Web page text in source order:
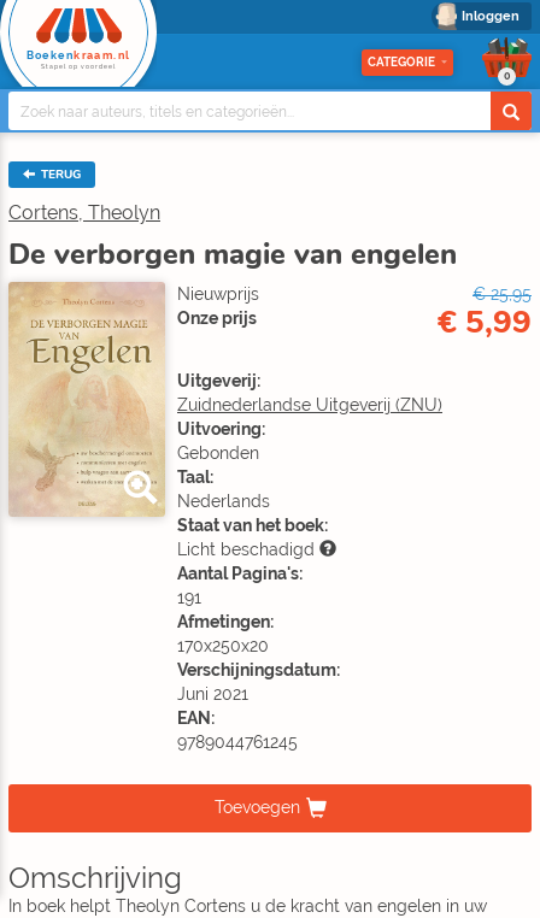
Inloggen
Boeken kraam.nl
Stapel op voordeel CATEGORIE
0
TERUG
Cortens, Theolyn
De verborgen magie van engelen
Nieuwprijs
€ 25,95
Onze prijs
€ 5,99
Uitgeverij:
Zuidnederlandse Uitgeverij (ZNU)
Uitvoering:
Gebonden
Taal:
Nederlands
Staat van het boek:
Licht beschadigd
Aantal Pagina's:
191
Afmetingen:
170x250x20
Verschijningsdatum:
Juni 2021
EAN:
9789044761245
Toevoegen
Omschrijving
In boek helpt Theolyn Cortens u de kracht van engelen in uw